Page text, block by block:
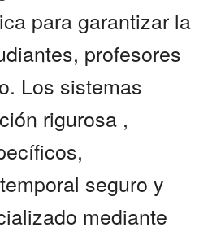
para garantizar la
profesores
Los sistemas
rigurosa ,
seguro y
mediante